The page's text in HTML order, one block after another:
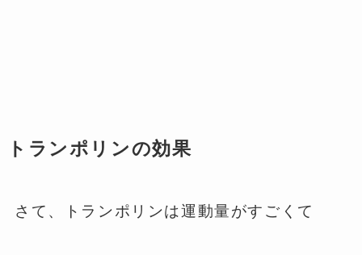
トランポリンの効果
さて、トランポリンは運動量がすごくて